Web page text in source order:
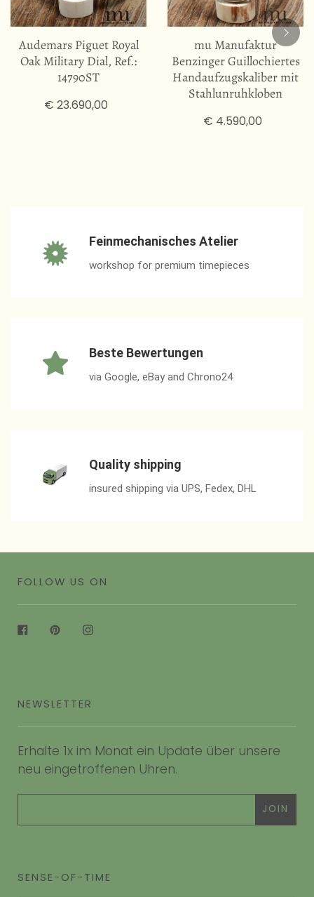
Audemars Piguet Royal
Oak Military Dial, Ref.:
14790ST
€ 23.690,00
mu Manufaktur
Benzinger Guillochiertes
Handaufzugskaliber mit
Stahlunruhkloben
€ 4.590,00
Feinmechanisches Atelier
workshop for premium timepieces
Beste Bewertungen
via Google, eBay and Chrono24
Quality shipping
insured shipping via UPS, Fedex, DHL
FOLLOW US ON
Facebook
PinterestInstagram
NEWSLETTER
Erhalte 1x im Monat ein Update über unsere
neu eingetroffenen Uhren.
SENSE-OF-TIME